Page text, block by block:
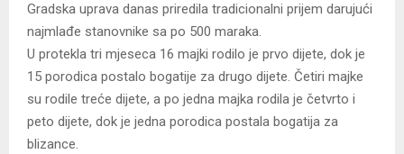
Gradska uprava danas priredila tradicionalni prijem darujući
najmlađe stanovnike sa po 500 maraka.
U protekla tri mjeseca 16 majki rodilo je prvo dijete, dok je
15 porodica postalo bogatije za drugo dijete. Četiri majke
su rodile treće dijete, a po jedna majka rodila je četvrto i
peto dijete, dok je jedna porodica postala bogatija za
blizance.